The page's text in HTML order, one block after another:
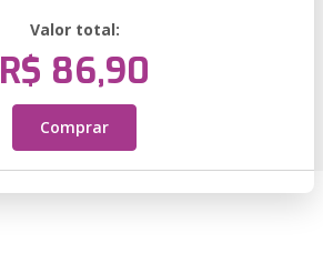
Valor total:
R$ 86,90
Comprar